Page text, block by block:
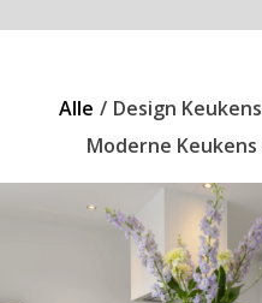
Alle / Design Keukens
Moderne Keukens